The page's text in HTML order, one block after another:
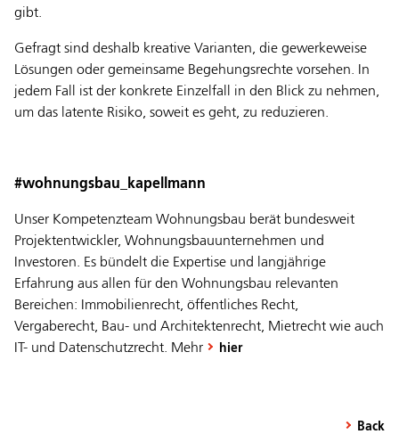
gibt.
Gefragt sind deshalb kreative Varianten, die gewerkeweise
Lösungen oder gemeinsame Begehungsrechte vorsehen. In
jedem Fall ist der konkrete Einzelfall in den Blick zu nehmen,
um das latente Risiko, soweit es geht, zu reduzieren.
#wohnungsbau_kapellmann
Unser Kompetenzteam Wohnungsbau berät bundesweit
Projektentwickler, Wohnungsbauunternehmen und
Investoren. Es bündelt die Expertise und langjährige
Erfahrung aus allen für den Wohnungsbau relevanten
Bereichen: Immobilienrecht, öffentliches Recht,
Vergaberecht, Bau- und Architektenrecht, Mietrecht wie auch
IT- und Datenschutzrecht. Mehr
hier
Back